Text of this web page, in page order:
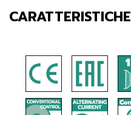
CARATTERISTICHE